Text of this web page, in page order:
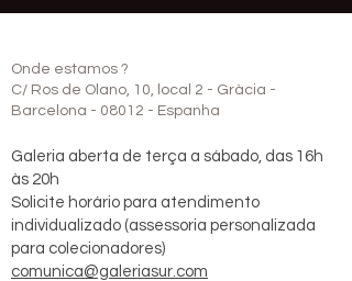
Onde estamos ?
C/ Ros de Olano, 10, local 2 - Gràcia -
Barcelona - 08012 - Espanha
Galeria aberta de terça a sábado, das 16h
às 20h
Solicite horário para atendimento
individualizado (assessoria personalizada
para colecionadores)
comunica@galeriasur.com